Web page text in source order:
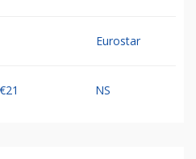
Eurostar
NS